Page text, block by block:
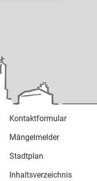
Kontaktformular
Mängelmelder
Stadtplan
Inhaltsverzeichnis